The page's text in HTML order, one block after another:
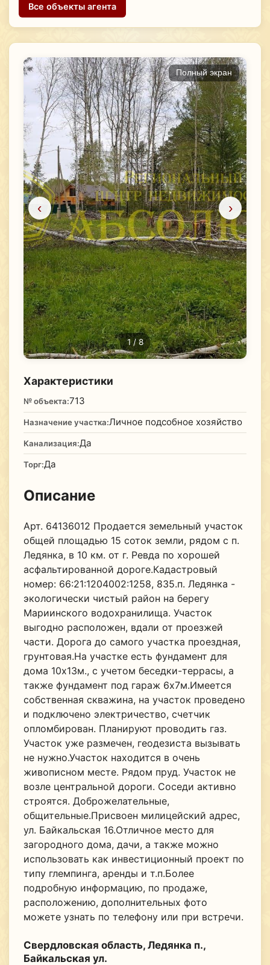
‹ ›
Полный экран
1/ 8
Характеристики
№ объекта:713
Назначение участка:Личное подсобное хозяйство
Канализация:Да
Торг:Да
Описание
Арт. 64136012 Продается земельный участок
общей площадью 15 соток земли, рядом с п.
Ледянка, в 10 км. от г. Ревда по хорошей
асфальтированной дороге.Кадастровый
номер: 66:21:1204002:1258, 835.п. Ледянка -
экологически чистый район на берегу
Мариинского водохранилища. Участок
выгодно расположен, вдали от проезжей
части. Дорога до самого участка проездная,
грунтовая.На участке есть фундамент для
дома 10х13м., с учетом беседки-террасы, а
также фундамент под гараж 6х7м.Имеется
собственная скважина, на участок проведено
и подключено электричество, счетчик
опломбирован. Планируют проводить газ.
Участок уже размечен, геодезиста вызывать
не нужно.Участок находится в очень
живописном месте. Рядом пруд. Участок не
возле центральной дороги. Соседи активно
строятся. Доброжелательные,
общительные.Присвоен милицейский адрес,
ул. Байкальская 16.Отличное место для
загородного дома, дачи, а также можно
использовать как инвестиционный проект по
типу глемпинга, аренды и т.п.Более
подробную информацию, по продаже,
расположению, дополнительных фото
можете узнать по телефону или при встречи.
Свердловская область, Ледянка п.,
Байкальская ул.
Все объекты агента